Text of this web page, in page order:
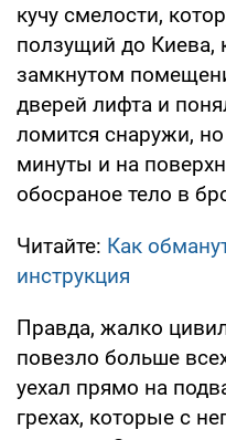
кучу смелости,
ползущий до Киева,
замкнутом
дверей лифта и
ломится снаружи,
минуты и на
обосраное тело в
Читайте: Как
инструкция
Правда, жалко
повезло больше
уехал прямо на
грехах, которые с